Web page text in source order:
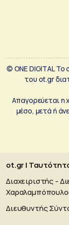
© ONE DIGITAL Το
του ot.gr
Απαγορεύεται η
μέσο, μετά ή
ot.gr |
Διαχειριστής -
Διευθυντής